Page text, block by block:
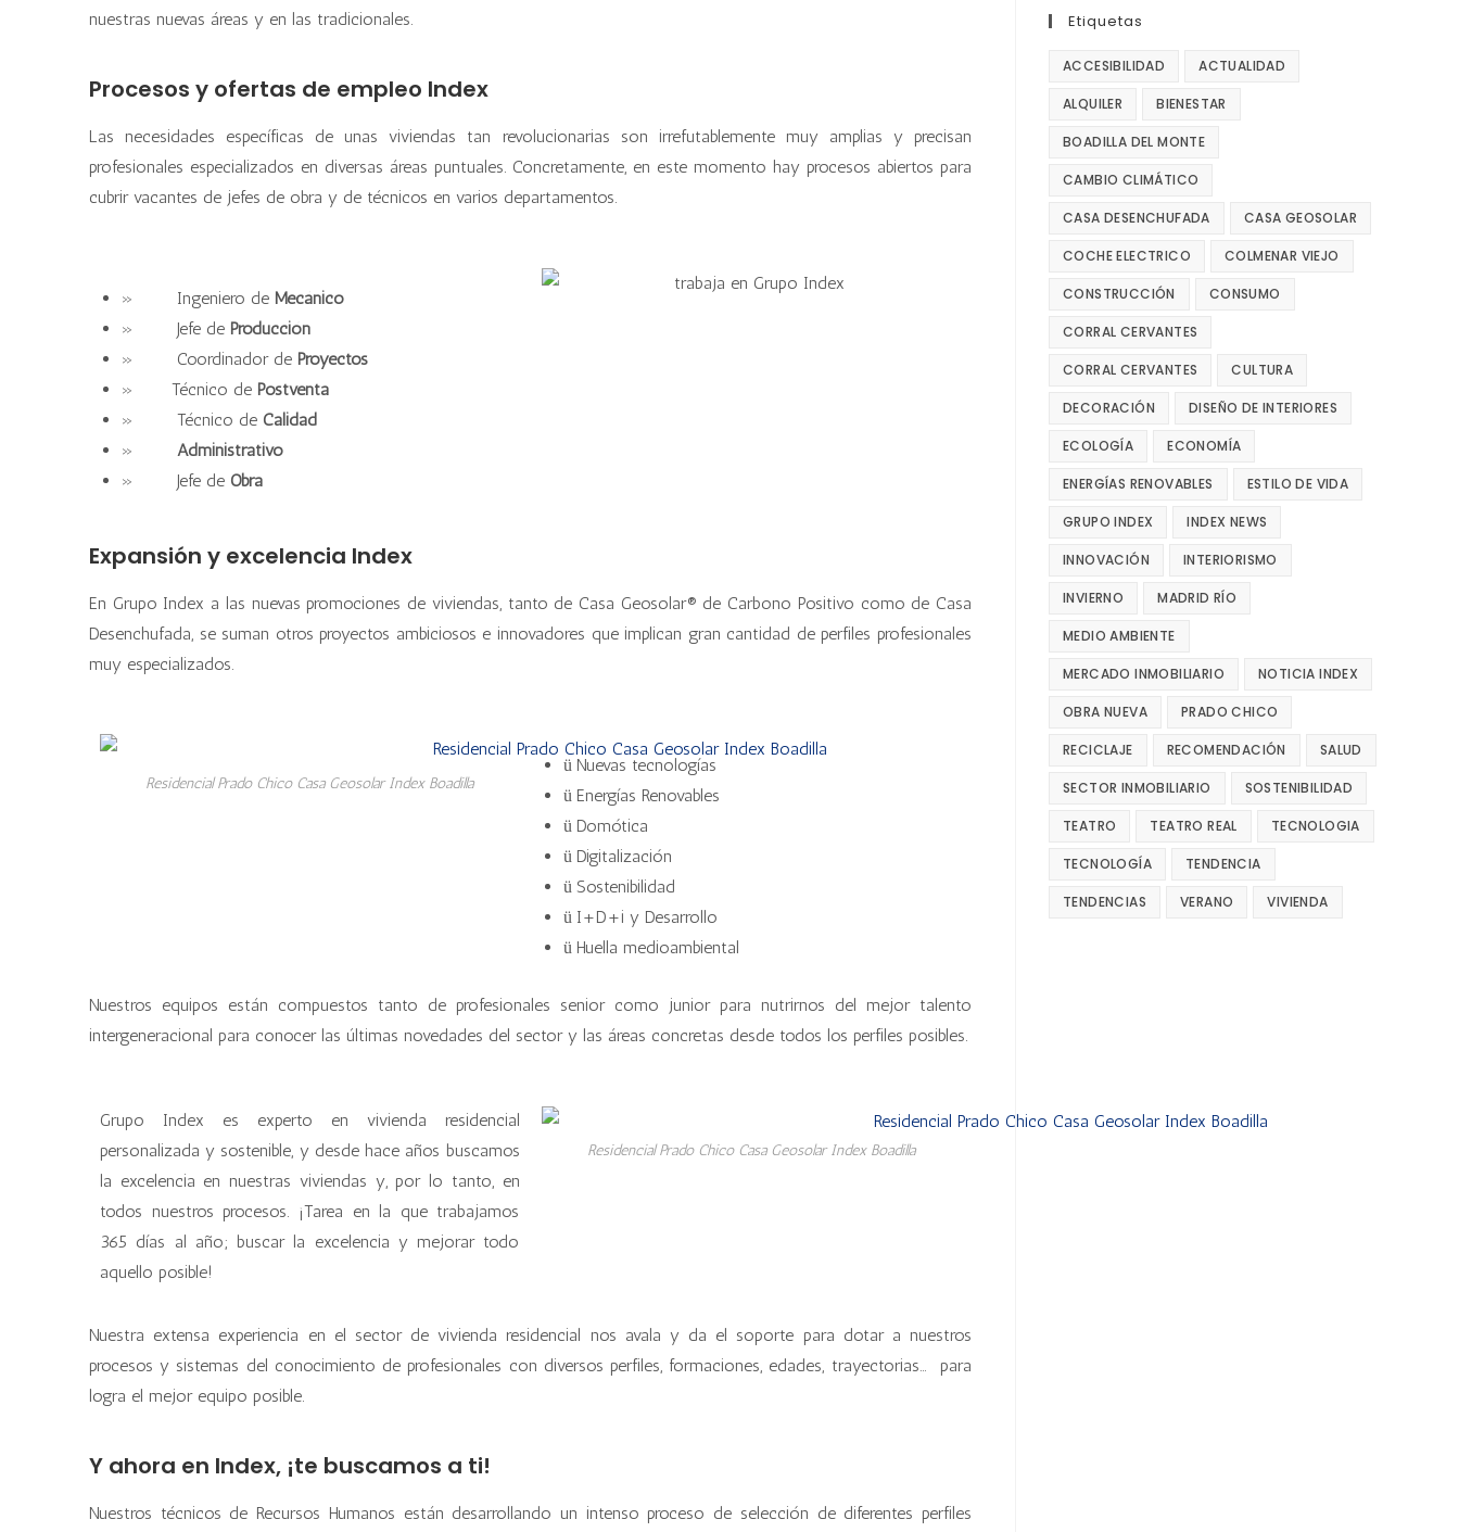
nuestras nuevas áreas y en las tradicionales.
Procesos y ofertas de empleo Index
Las necesidades específicas de unas viviendas tan revolucionarias son irrefutablemente muy amplias y precisan
profesionales especializados en diversas áreas puntuales. Concretamente, en este momento hay procesos abiertos para
cubrir vacantes de jefes de obra y de técnicos en varios departamentos.
» Ingeniero de Mecánico
» Jefe de Producción
» Coordinador de Proyectos
» Técnico de Postventa
» Técnico de Calidad
» Administrativo
» Jefe de Obra
Expansión y excelencia Index
En Grupo Index a las nuevas promociones de viviendas, tanto de Casa Geosolar® de Carbono Positivo como de Casa
Desenchufada, se suman otros proyectos ambiciosos e innovadores que implican gran cantidad de perfiles profesionales
muy especializados.
Residencial Prado Chico Casa Geosolar Index Boadilla
ü Nuevas tecnologías
ü Energías Renovables
ü Domótica
ü Digitalización
ü Sostenibilidad
ü I+D+i y Desarrollo
ü Huella medioambiental
Nuestros equipos están compuestos tanto de profesionales senior como junior para nutrirnos del mejor talento
intergeneracional para conocer las últimas novedades del sector y las áreas concretas desde todos los perfiles posibles.
Grupo Index es experto en vivienda residencial
personalizada y sostenible, y desde hace años buscamos
la excelencia en nuestras viviendas y, por lo tanto, en
todos nuestros procesos. ¡Tarea en la que trabajamos
365 días al año; buscar la excelencia y mejorar todo
aquello posible!
Residencial Prado Chico Casa Geosolar Index Boadilla
Nuestra extensa experiencia en el sector de vivienda residencial nos avala y da el soporte para dotar a nuestros
procesos y sistemas del conocimiento de profesionales con diversos perfiles, formaciones, edades, trayectorias… para
logra el mejor equipo posible.
Y ahora en Index, ¡te buscamos a ti!
Nuestros técnicos de Recursos Humanos están desarrollando un intenso proceso de selección de diferentes perfiles
Etiquetas
ACCESIBILIDAD ACTUALIDAD
ALQUILER BIENESTAR
BOADILLA DEL MONTE
CAMBIO CLIMÁTICO
CASA DESENCHUFADA CASA GEOSOLAR
COCHE ELECTRICO COLMENAR VIEJO
CONSTRUCCIÓN CONSUMO
CORRAL CERVANTES
CORRAL CERVANTES CULTURA
DECORACIÓN DISEÑO DE INTERIORES
ECOLOGÍA ECONOMÍA
ENERGÍAS RENOVABLES ESTILO DE VIDA
GRUPO INDEX INDEX NEWS
INNOVACIÓN INTERIORISMO
INVIERNO MADRID RÍO
MEDIO AMBIENTE
MERCADO INMOBILIARIO NOTICIA INDEX
OBRA NUEVA PRADO CHICO
RECICLAJE RECOMENDACIÓN SALUD
SECTOR INMOBILIARIO SOSTENIBILIDAD
TEATRO TEATRO REAL TECNOLOGIA
TECNOLOGÍA TENDENCIA
TENDENCIAS VERANO VIVIENDA